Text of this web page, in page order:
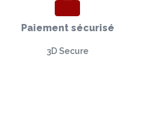
Paiement sécurisé
3D Secure